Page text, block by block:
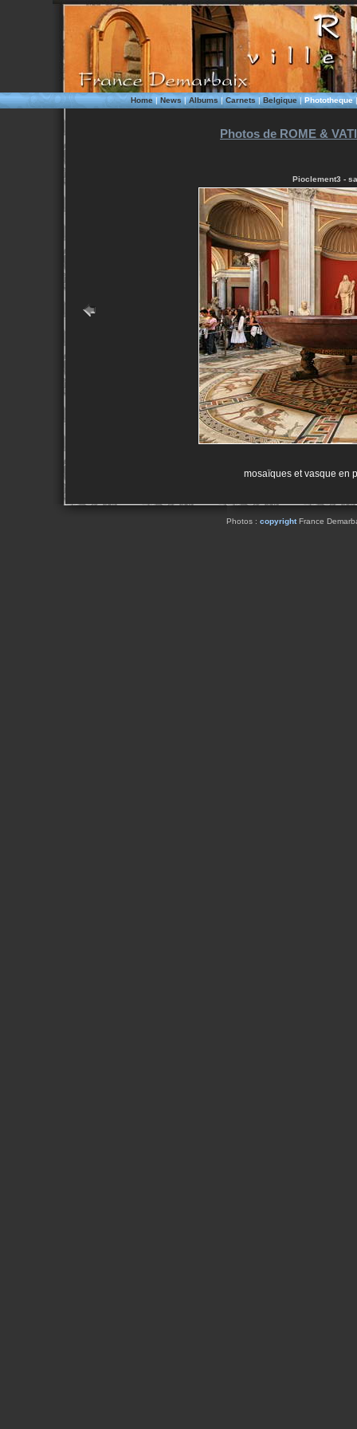
Home|News|Albums|Carnets|Belgique|Phototheque
Photos de ROME &
Pioclement3 -
mosaïques et vasque en
Photos : copyrightFrance